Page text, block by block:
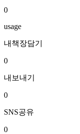
0
usage
내책장담기
0
내보내기
0
SNS공유
0